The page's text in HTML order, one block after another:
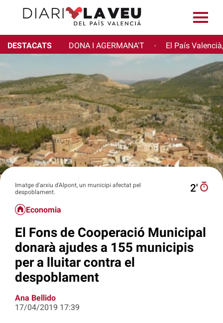
DESTACATS DONA I AGERMANA'T · El País
Imatge d'arxiu d'Alpont, un municipi afectat pel
despoblament.
2′
Economia
El Fons de Cooperació Municipal
donarà ajudes a 155 municipis
per a lluitar contra el
despoblament
Ana Bellido
17/04/2019 17:39